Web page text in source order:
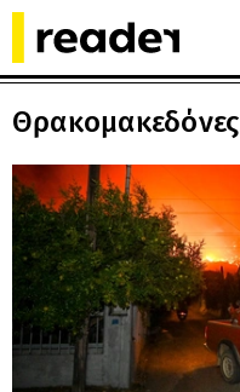
Θρακομακεδόνες